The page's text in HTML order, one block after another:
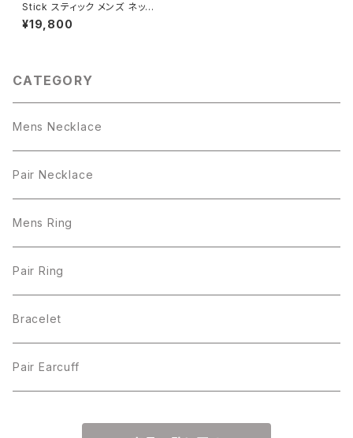
Stick スティック メンズ ネック
レス シルバー925
¥19,800
CATEGORY
Mens Necklace
Pair Necklace
Mens Ring
Pair Ring
Bracelet
Pair Earcuff